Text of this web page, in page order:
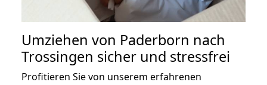
Umziehen von Paderborn nach
Trossingen sicher und stressfrei
Profitieren Sie von unserem erfahrenen